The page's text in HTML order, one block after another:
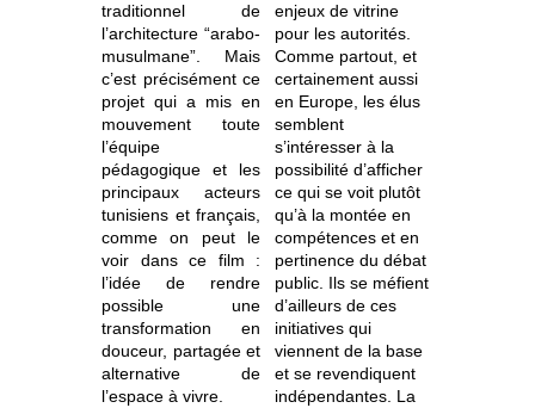
traditionnel de
l’architecture “arabo-
musulmane”. Mais
c’est précisément ce
projet qui a mis en
mouvement toute
l’équipe
pédagogique et les
principaux acteurs
tunisiens et français,
comme on peut le
voir dans ce film :
l’idée de rendre
possible une
transformation en
douceur, partagée et
alternative de
l’espace à vivre.
enjeux de vitrine
pour les autorités.
Comme partout, et
certainement aussi
en Europe, les élus
semblent
s’intéresser à la
possibilité d’afficher
ce qui se voit plutôt
qu’à la montée en
compétences et en
pertinence du débat
public. Ils se méfient
d’ailleurs de ces
initiatives qui
viennent de la base
et se revendiquent
indépendantes. La